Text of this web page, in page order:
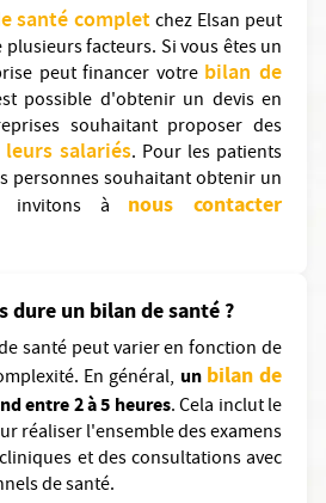
santé completchez Elsan peut
facteurs. Si vous êtes un
peut financer votre bilan de
possible d'obtenir un devis en
souhaitant proposer des
salariés. Pour les patients
personnes souhaitant obtenir un
invitons à nous contacter
dure un bilan de santé ?
santé peut varier en fonction de
En général, un bilan de
entre 2 à 5 heures. Cela inclut le
réaliser l'ensemble des examens
et des consultations avec
de santé.